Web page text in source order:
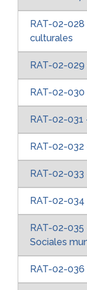
RAT-02-
culturales
RAT-02-
RAT-02-
RAT-02-
RAT-02-
RAT-02-033
RAT-02-
RAT-02-
Sociales
RAT-02-